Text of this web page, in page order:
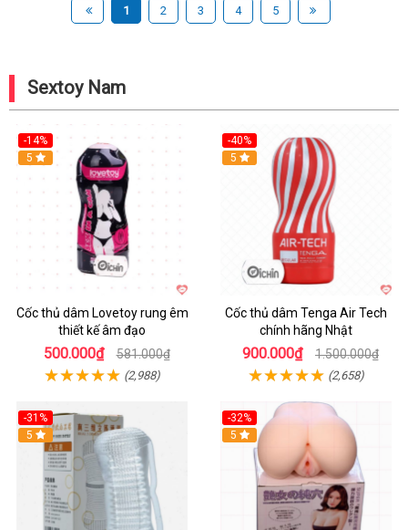
1 2 3 4 5
Sextoy Nam
-14%
Hot
5
Cốc thủ dâm Lovetoy rung êm
thiết kế âm đạo
500.000₫ 581.000₫
(2,988)
-40%
Hot
5
Cốc thủ dâm Tenga Air Tech
chính hãng Nhật
900.000₫ 1.500.000₫
(2,658)
-31%
Hot
5
-32%
Hot
5